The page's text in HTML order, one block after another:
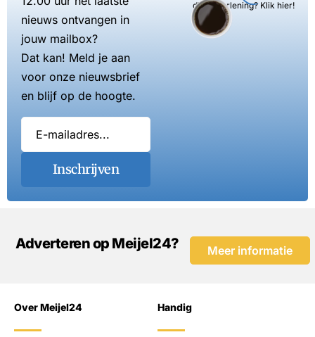
nieuws ontvangen in
jouw mailbox?
Dat kan! Meld je aan
voor onze nieuwsbrief
en blijf op de hoogte.
Inschrijven
dienstverlening? Klik hier!
Adverteren op Meijel24? Meer informatie
Over Meijel24 Handig